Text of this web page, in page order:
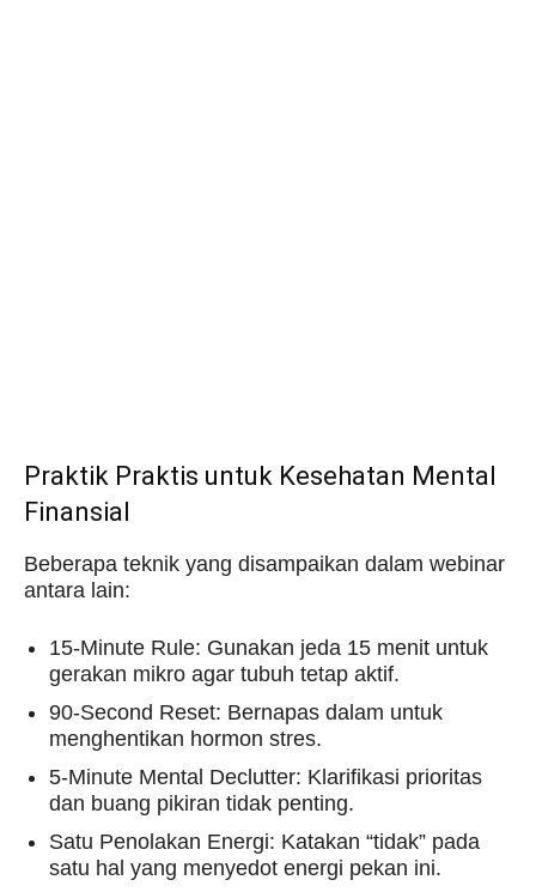
Praktik Praktis untuk Kesehatan Mental
Finansial
Beberapa teknik yang disampaikan dalam webinar
antara lain:
15-Minute Rule: Gunakan jeda 15 menit untuk
gerakan mikro agar tubuh tetap aktif.
90-Second Reset: Bernapas dalam untuk
menghentikan hormon stres.
5-Minute Mental Declutter: Klarifikasi prioritas
dan buang pikiran tidak penting.
Satu Penolakan Energi: Katakan “tidak” pada
satu hal yang menyedot energi pekan ini.